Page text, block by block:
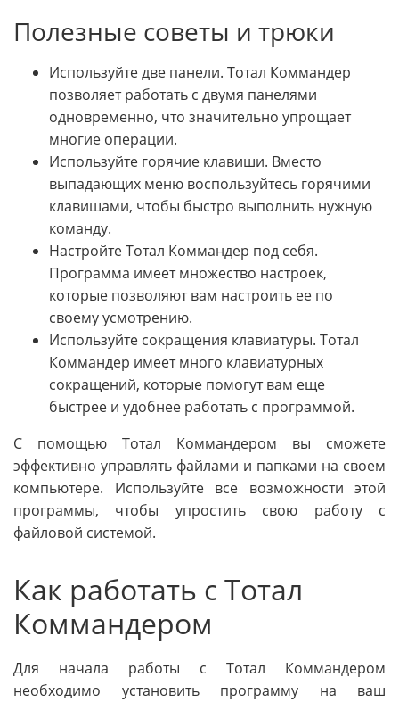
Полезные советы и трюки
Используйте две панели. Тотал Коммандер
позволяет работать с двумя панелями
одновременно, что значительно упрощает
многие операции.
Используйте горячие клавиши. Вместо
выпадающих меню воспользуйтесь горячими
клавишами, чтобы быстро выполнить нужную
команду.
Настройте Тотал Коммандер под себя.
Программа имеет множество настроек,
которые позволяют вам настроить ее по
своему усмотрению.
Используйте сокращения клавиатуры. Тотал
Коммандер имеет много клавиатурных
сокращений, которые помогут вам еще
быстрее и удобнее работать с программой.
С помощью Тотал Коммандером вы сможете
эффективно управлять файлами и папками на своем
компьютере. Используйте все возможности этой
программы, чтобы упростить свою работу с
файловой системой.
Как работать с Тотал
Коммандером
Для начала работы с Тотал Коммандером
необходимо установить программу на ваш